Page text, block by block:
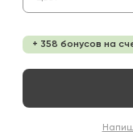
+ 358 бонусов на